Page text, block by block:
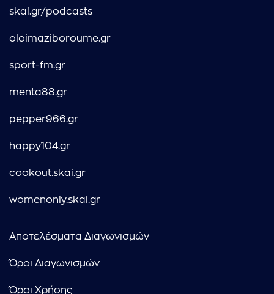
skai.gr/podcasts
oloimaziboroume.gr
sport-fm.gr
menta88.gr
pepper966.gr
happy104.gr
cookout.skai.gr
womenonly.skai.gr
Αποτελέσματα Διαγωνισμών
Όροι Διαγωνισμών
Όροι Χρήσης